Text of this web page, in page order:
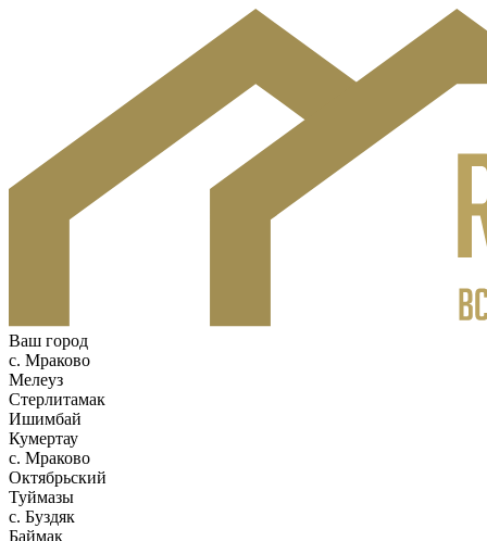
Ваш город
c. Мраково
Мелеуз
Стерлитамак
Ишимбай
Кумертау
c. Мраково
Октябрьский
Туймазы
c. Буздяк
Баймак